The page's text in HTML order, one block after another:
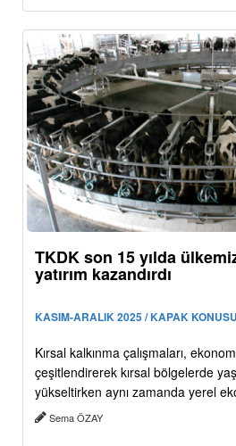
TKDK son 15 yılda
yatırım kazandırdı
KASIM-ARALIK 2025 / KAPAK KONUSU
Kırsal kalkınma çalışmaları,
çeşitlendirerek kırsal bölgelerde
yükseltirken aynı zamanda yerel
Sema ÖZAY